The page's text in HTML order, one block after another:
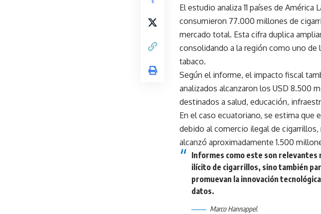
El estudio analiza 11 países de
consumieron 77.000 millones de
mercado total. Esta cifra duplica
consolidando a la región como uno
tabaco.
Según el informe, el impacto fiscal
analizados alcanzaron los USD 8.500
destinados a salud, educación,
En el caso ecuatoriano, se estima que
debido al comercio ilegal de
alcanzó aproximadamente 1.500
Informes como este son relevantes
ilícito de cigarrillos, sino también
promuevan la innovación
datos.
Marco Hannappel.